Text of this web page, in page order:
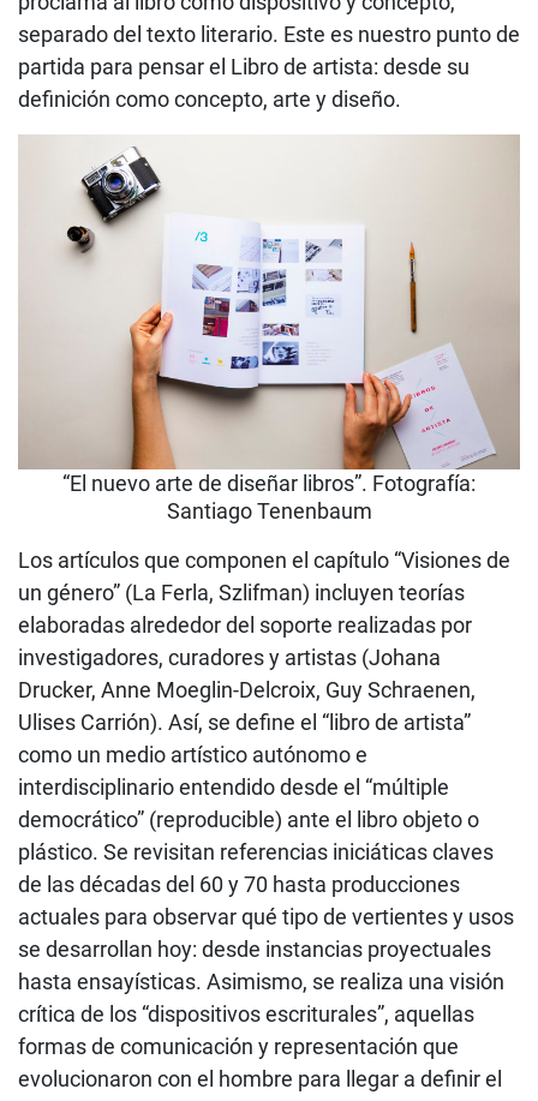
separado del texto literario. Este es nuestro punto de
partida para pensar el Libro de artista: desde su
definición como concepto, arte y diseño.
“El nuevo arte de diseñar libros”. Fotografía:
Santiago Tenenbaum
Los artículos que componen el capítulo “Visiones de
un género” (La Ferla, Szlifman) incluyen teorías
elaboradas alrededor del soporte realizadas por
investigadores, curadores y artistas (Johana
Drucker, Anne Moeglin-Delcroix, Guy Schraenen,
Ulises Carrión). Así, se define el “libro de artista”
como un medio artístico autónomo e
interdisciplinario entendido desde el “múltiple
democrático” (reproducible) ante el libro objeto o
plástico. Se revisitan referencias iniciáticas claves
de las décadas del 60 y 70 hasta producciones
actuales para observar qué tipo de vertientes y usos
se desarrollan hoy: desde instancias proyectuales
hasta ensayísticas. Asimismo, se realiza una visión
crítica de los “dispositivos escriturales”, aquellas
formas de comunicación y representación que
evolucionaron con el hombre para llegar a definir el